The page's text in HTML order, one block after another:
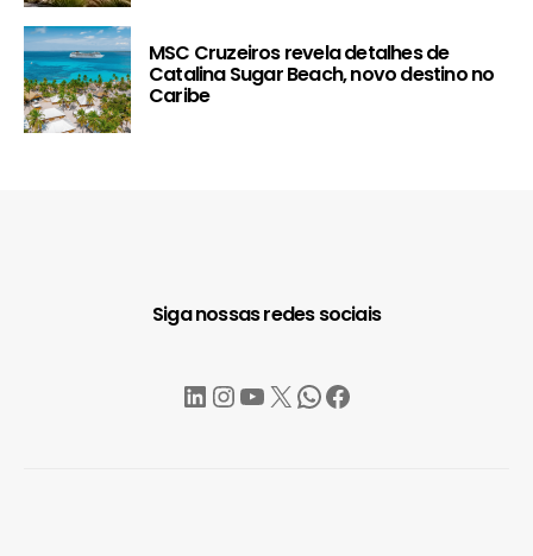
MSC Cruzeiros revela detalhes de
Catalina Sugar Beach, novo destino no
Caribe
Siga nossas redes sociais
LinkedIn
Instagram
YouTube
X WhatsApp
Facebook